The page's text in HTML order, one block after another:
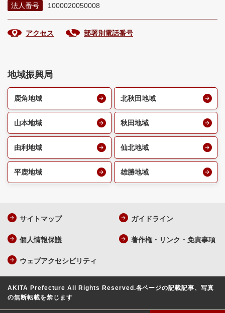
法人番号
1000020050008
アクセス 部署別電話番号
地域振興局
鹿角地域 北秋田地域
山本地域 秋田地域
由利地域 仙北地域
平鹿地域 雄勝地域
サイトマップ ガイドライン
個人情報保護 著作権・リンク・免責事項
ウェブアクセシビリティ
AKITA Prefecture All Rights Reserved.各ページの記載記事、写真
の無断転載を禁じます